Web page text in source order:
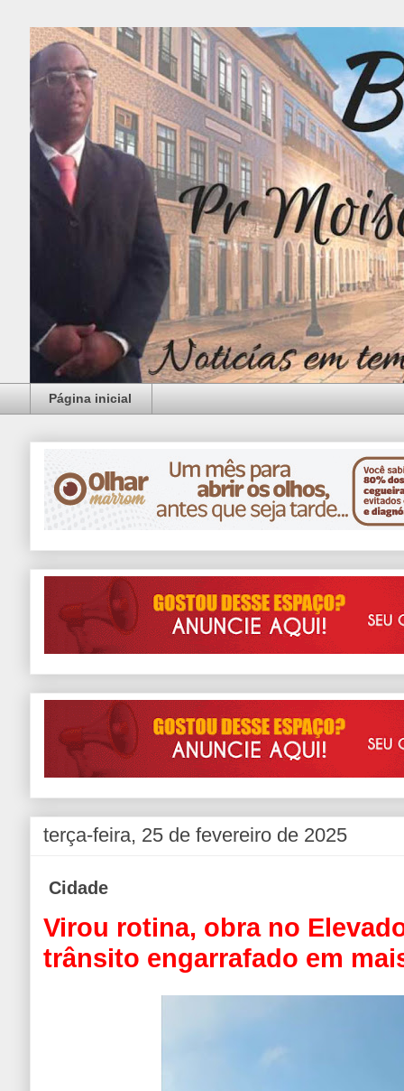
Página inicial
terça-feira, 25 de fevereiro de 2025
Cidade
Virou rotina, obra no
trânsito engarrafado em